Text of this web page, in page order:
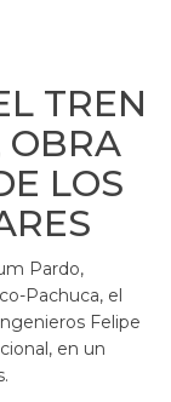
TREN
OBRA
LOS
Pardo,
Pachuca, el
Felipe
en un